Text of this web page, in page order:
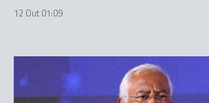
12 Out 01:09